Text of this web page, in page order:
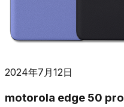
2024年7月12日
motorola edge 50 pro